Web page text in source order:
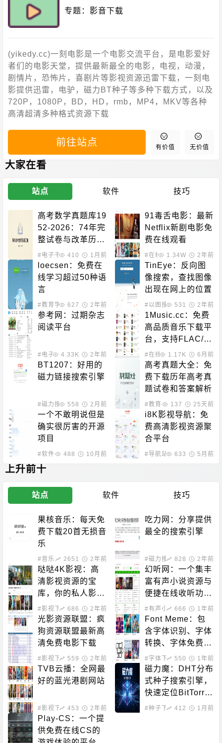
专题： 影音下载
(yikedy.cc)一刻电影是一个电影交流平台，是电影爱好
者们的电影天堂，提供最新最全的电影，电视，动漫，
剧情片，恐怖片，喜剧片等影视资源迅雷下载，一刻电
影提供迅雷，电驴，磁力BT种子等多种下载方式，以及
720P，1080P，BD，HD，rmb，MP4，MKV等各种
高清超清多种格式资源下载
前往站点 有价值 无价值
大家在看
站点 软件 技巧
高考数学真题库19
52-2026：74年完
整试卷与改革历史
的开源资源库
#电子书籍 #教育学习
410 1月前
91毒舌电影：最新
Netflix新剧电影免
费在线观看
#在线影音1.34W 2年前
loecsen：免费在
线学习超过50种语
言
#教育学习 627 2年前
TinEye：反向图
像搜索，查找图像
出现在网上的位置
#以图搜图531 2年前
参考网：过期杂志
阅读平台
#电子书籍 #书籍推荐
4.33K 2年前
1Music.cc：免费
高品质音乐下载平
台，支持FLAC/M
P3格式
#在线影音1.17K 6月前
BT1207：好用的
磁力链接搜索引擎
#磁力搜索 558 2月前
高考真题大全：免
费下载历年高考真
题试卷和答案解析
#教育学习 #数据平台
137 25天前
一个不敢明说但是
确实很厉害的开源
项目
#软件存档 #信息聚合 #黑科技相关
488 10月前
i8K影视导航：免
费高清影视资源聚
合平台
#导航站点633 5月前
上升前十
站点 软件 技巧
果核音乐：每天免
费下载20首无损音
乐
#音乐下载2651 2年前
吃力网：分享提供
最全的搜索引擎
#磁力搜索828 2年前
哒哒4K影视：高
清影视资源的宝
库，你的私人影院
新选择！
#影视下载 686 2年前
幻听网：一个集丰
富有声小说资源与
便捷在线收听功能
于一体的平台
#有声小说666 1年前
光影资源联盟：疯
狗资源联盟最新高
清免费电影下载
#影视下载 559 2年前
Font Meme：包
含字体识别、字体
转换、字体免费下
载的站点
#字体下载550 1年前
TVB云播：全网最
好的蓝光港剧网站
#影视下载 #在线影音
453 2年前
磁力魔：DHT分布
式种子搜索引擎，
快速定位BitTorre
nt资源
#种子下载 #磁力搜索
412 1月前
Play-CS：一个提
供免费在线CS的